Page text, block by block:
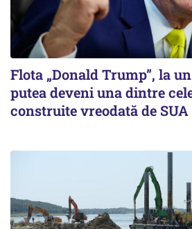
Flota „Donald Trump”, la
putea deveni una dintre
construite vreodată de SUA